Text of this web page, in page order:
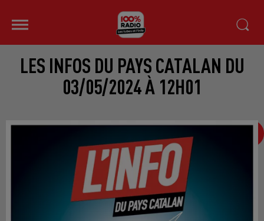
LES INFOS DU PAYS CATALAN DU
03/05/2024 À 12H01